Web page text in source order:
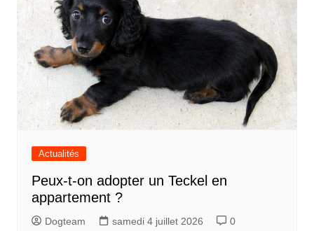
Actualités
Peux-t-on adopter un Teckel en
appartement ?
Dogteam samedi 4 juillet 2026 0